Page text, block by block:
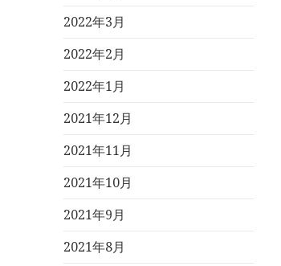
2022年3月
2022年2月
2022年1月
2021年12月
2021年11月
2021年10月
2021年9月
2021年8月